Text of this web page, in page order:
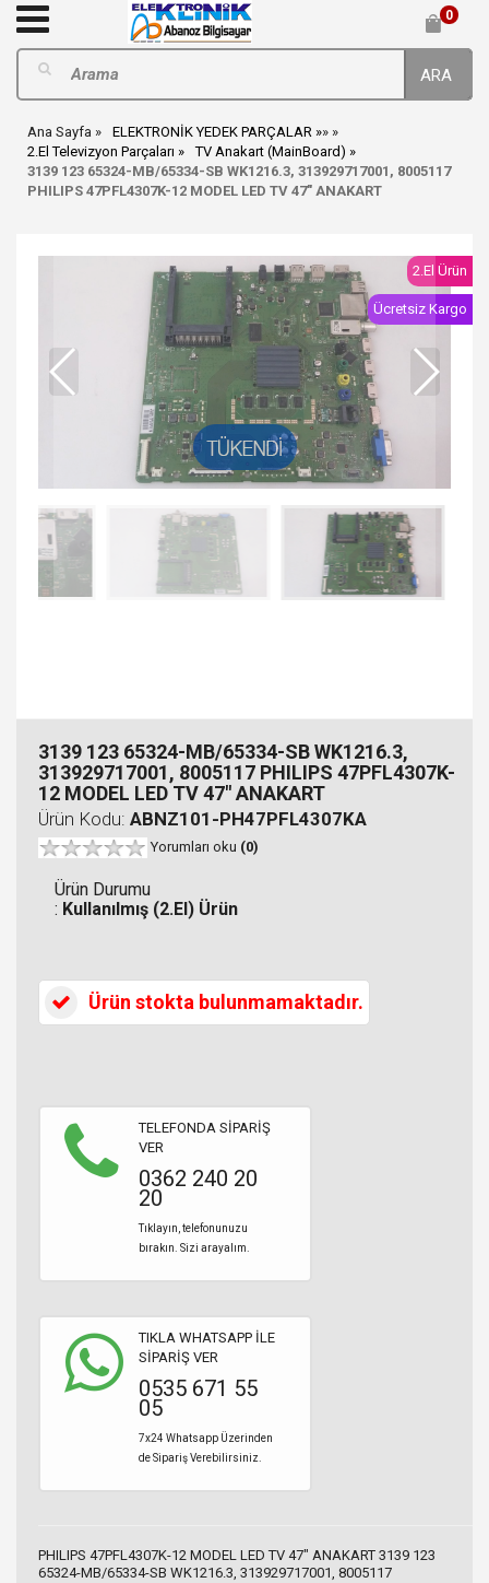
0
ARA
Ana Sayfa ELEKTRONİK YEDEK PARÇALAR
»
2.El Televizyon Parçaları
»
TV Anakart (MainBoard)
3139 123 65324-MB/65334-SB WK1216.3, 313929717001, 8005117
PHILIPS 47PFL4307K-12 MODEL LED TV 47" ANAKART
2.El Ürün
Ücretsiz Kargo
3139 123 65324-MB/65334-SB WK1216.3,
313929717001, 8005117 PHILIPS 47PFL4307K-
12 MODEL LED TV 47" ANAKART
Ürün Kodu: ABNZ101-PH47PFL4307KA
Yorumları oku (0)
Ürün Durumu
: Kullanılmış (2.El) Ürün
Ürün stokta bulunmamaktadır.
TELEFONDA SİPARİŞ
VER
0362 240 20
20
Tıklayın, telefonunuzu
bırakın. Sizi arayalım.
TIKLA WHATSAPP İLE
SİPARİŞ VER
0535 671 55
05
7x24 Whatsapp Üzerinden
de Sipariş Verebilirsiniz.
PHILIPS 47PFL4307K-12 MODEL LED TV 47" ANAKART 3139 123
65324-MB/65334-SB WK1216.3, 313929717001, 8005117